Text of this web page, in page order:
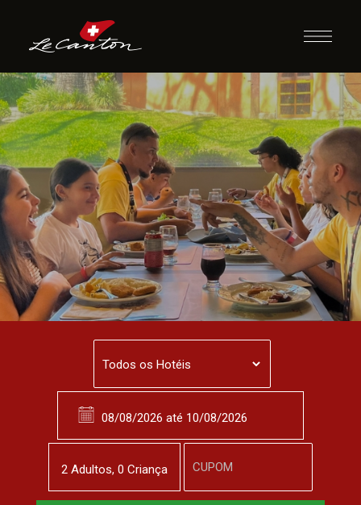
Jantar com
Recreação
2 Adultos, 0 Criança